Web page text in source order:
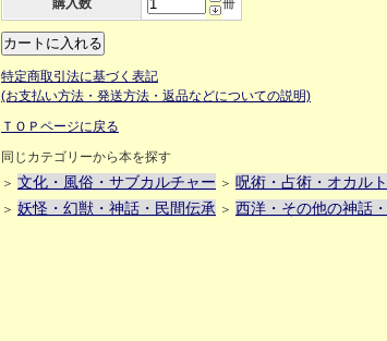
購入数 冊
特定商取引法に基づく表記
(お支払い方法・発送方法・返品などについての説明)
ＴＯＰページに戻る
同じカテゴリーから本を探す
＞ 文化・風俗・サブカルチャー ＞ 呪術・占術・オカル
＞ 妖怪・幻獣・神話・民間伝承 ＞ 西洋・その他の神話